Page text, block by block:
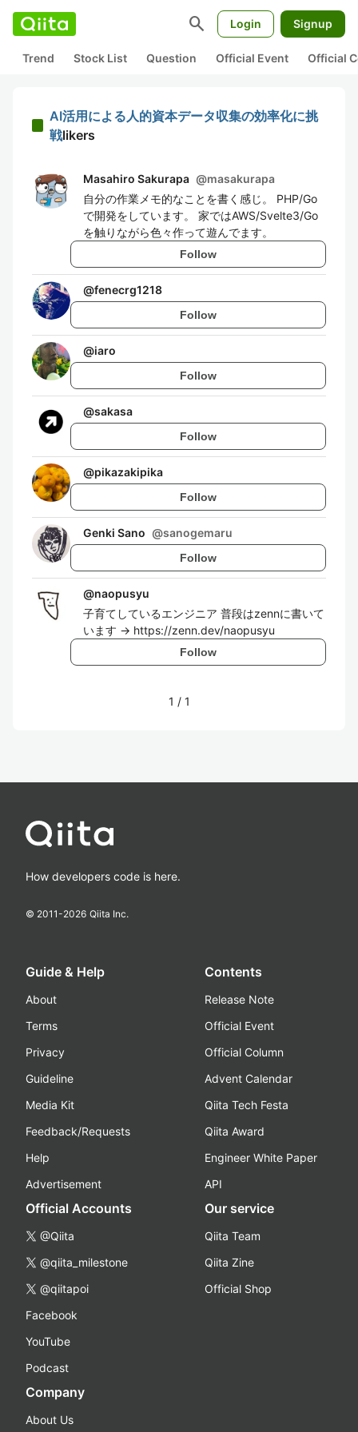
search Login Signup
Trend Stock List Question Official Event Official
AI活用による人的資本データ収集の効率化に挑
戦likers
Masahiro Sakurapa @masakurapa
自分の作業メモ的なことを書く感じ。 PHP/Go
で開発をしています。 家ではAWS/Svelte3/Go
を触りながら色々作って遊んでます。
Follow
@fenecrg1218
Follow
@iaro
Follow
@sakasa
Follow
@pikazakipika
Follow
Genki Sano @sanogemaru
Follow
@naopusyu
子育てしているエンジニア 普段はzennに書いて
います -> https://zenn.dev/naopusyu
Follow
1 / 1
How developers code is here.
© 2011-2026 Qiita Inc.
Guide & Help
About
Terms
Privacy
Guideline
Media Kit
Feedback/Requests
Help
Advertisement
Contents
Release Note
Official Event
Official Column
Advent Calendar
Qiita Tech Festa
Qiita Award
Engineer White Paper
API
Official Accounts
@Qiita
@qiita_milestone
@qiitapoi
Facebook
YouTube
Podcast
Our service
Qiita Team
Qiita Zine
Official Shop
Company
About Us